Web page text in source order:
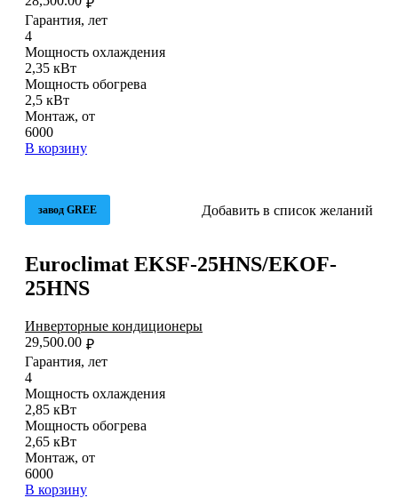
₽
Гарантия, лет
4
Мощность охлаждения
2,35 кВт
Мощность обогрева
2,5 кВт
Монтаж, от
6000
В корзину
завод GREE Добавить в список желаний
Euroclimat EKSF-25HNS/EKOF-
25HNS
Инверторные кондиционеры
₽
29,500.00
Гарантия, лет
4
Мощность охлаждения
2,85 кВт
Мощность обогрева
2,65 кВт
Монтаж, от
6000
В корзину